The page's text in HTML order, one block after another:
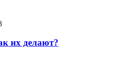
их делают?